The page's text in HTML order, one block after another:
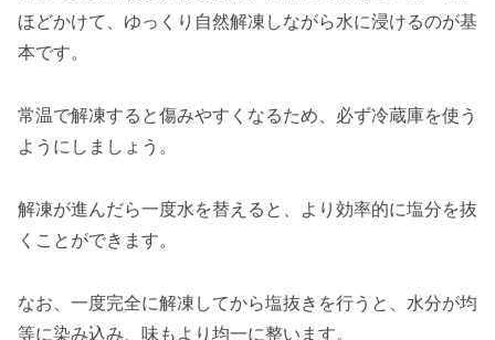
ほどかけて、ゆっくり自然解凍しながら水に浸けるのが基
本です。
常温で解凍すると傷みやすくなるため、必ず冷蔵庫を使う
ようにしましょう。
解凍が進んだら一度水を替えると、より効率的に塩分を抜
くことができます。
なお、一度完全に解凍してから塩抜きを行うと、水分が均
等に染み込み、味もより均一に整います。